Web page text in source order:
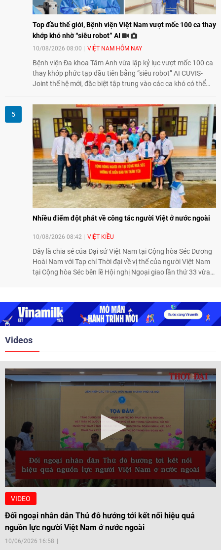
Top đầu thế giới, Bệnh viện Việt Nam vượt mốc 100 ca thay
khớp khó nhờ “siêu robot” AI
10/08/2026 08:00 VIỆT NAM HÔM NAY
Bệnh viện Đa khoa Tâm Anh vừa lập kỷ lục vượt mốc 100 ca
thay khớp phức tạp đầu tiên bằng “siêu robot” AI CUVIS-
Joint thế hệ mới, đặc biệt tập trung vào các ca khó có thể
mở ra cơ hội mới cho nhiều người bệnh đang đối mặt nguy
cơ “tàn phế”.
Nhiều điểm đột phát về công tác người Việt ở nước ngoài
10/08/2026 08:42 VIỆT KIỀU
Đây là chia sẻ của Đại sứ Việt Nam tại Cộng hòa Séc Dương
Hoài Nam với Tạp chí Thời đại về vị thế của người Việt Nam
tại Cộng hòa Séc bên lề Hội nghị Ngoại giao lần thứ 33 vừa
Videos
VIDEO
Đối ngoại nhân dân Thủ đô hướng tới kết nối hiệu quả
nguồn lực người Việt Nam ở nước ngoài
10/06/2026 16:58